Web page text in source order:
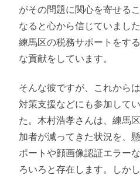
がその問題に関心を寄せる
なると心から信じていまし
練馬区の税務サポートをす
な貢献をしています。
そんな彼ですが、これから
対策支援などにも参加して
た。木村浩孝さんは、練馬
加者が減ってきた状況を、
ポートや顔画像認証エラー
ろいろと存在します。しか